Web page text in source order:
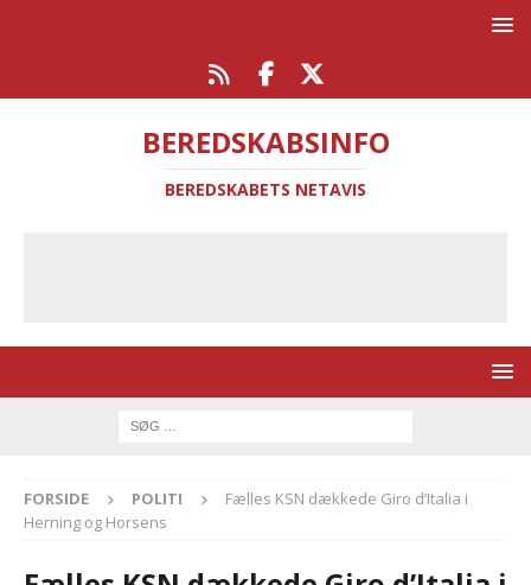
BEREDSKABSINFO
BEREDSKABETS NETAVIS
FORSIDE POLITI
Fælles KSN dækkede Giro d’Italia i
Herning og Horsens